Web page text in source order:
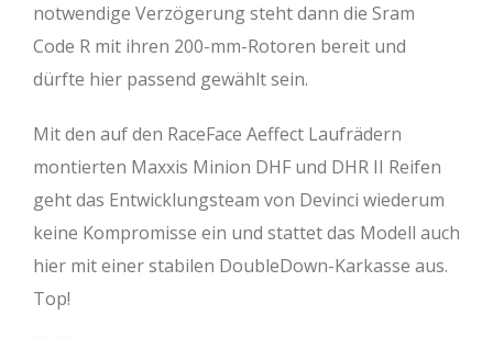
notwendige Verzögerung steht dann die Sram
Code R mit ihren 200-mm-Rotoren bereit und
dürfte hier passend gewählt sein.
Mit den auf den RaceFace Aeffect Laufrädern
montierten Maxxis Minion DHF und DHR II Reifen
geht das Entwicklungsteam von Devinci wiederum
keine Kompromisse ein und stattet das Modell auch
hier mit einer stabilen DoubleDown-Karkasse aus.
Top!